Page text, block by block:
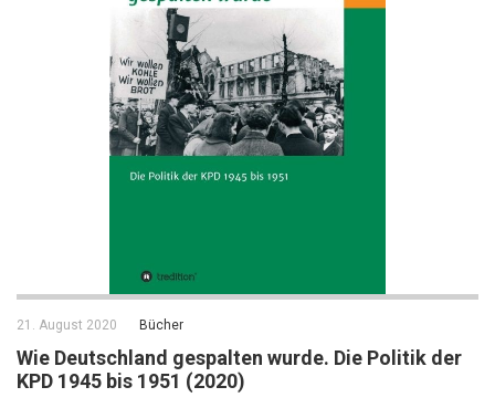
21. August 2020 Bücher
Wie Deutschland gespalten wurde. Die Politik der
KPD 1945 bis 1951 (2020)